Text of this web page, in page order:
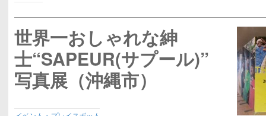
世界一おしゃれな紳
士“SAPEUR(サプール)”
写真展（沖縄市）